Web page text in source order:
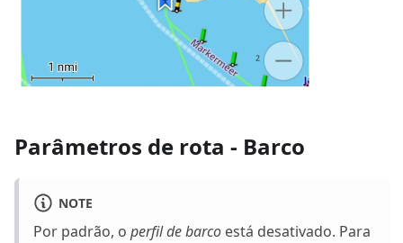
Parâmetros de rota - Barco
NOTE
Por padrão, o perfil de barco está desativado. Para